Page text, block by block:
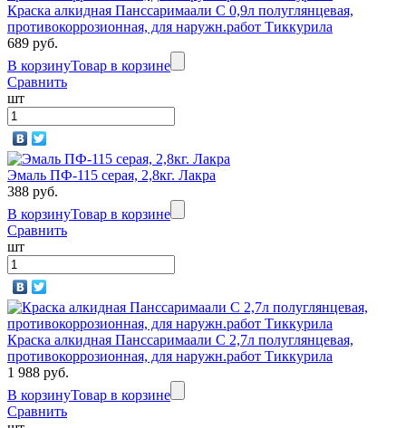
Краска алкидная Панссаримаали С 0,9л полуглянцевая,
противокоррозионная, для наружн.работ Тиккурила
689 руб.
В корзинуТовар в корзине
Сравнить
шт
Эмаль ПФ-115 серая, 2,8кг. Лакра
388 руб.
В корзинуТовар в корзине
Сравнить
шт
Краска алкидная Панссаримаали С 2,7л полуглянцевая,
противокоррозионная, для наружн.работ Тиккурила
1 988 руб.
В корзинуТовар в корзине
Сравнить